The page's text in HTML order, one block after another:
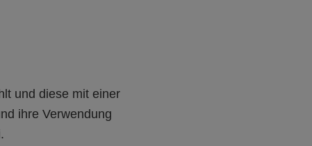
und diese mit einer
ihre Verwendung